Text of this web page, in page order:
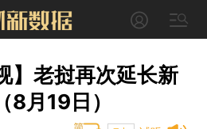
】老挝再次延长新
8月19日）